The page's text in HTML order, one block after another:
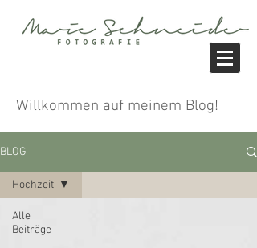
Willkommen auf meinem Blog!
BLOG
Alle
Beiträge
Hochzeit